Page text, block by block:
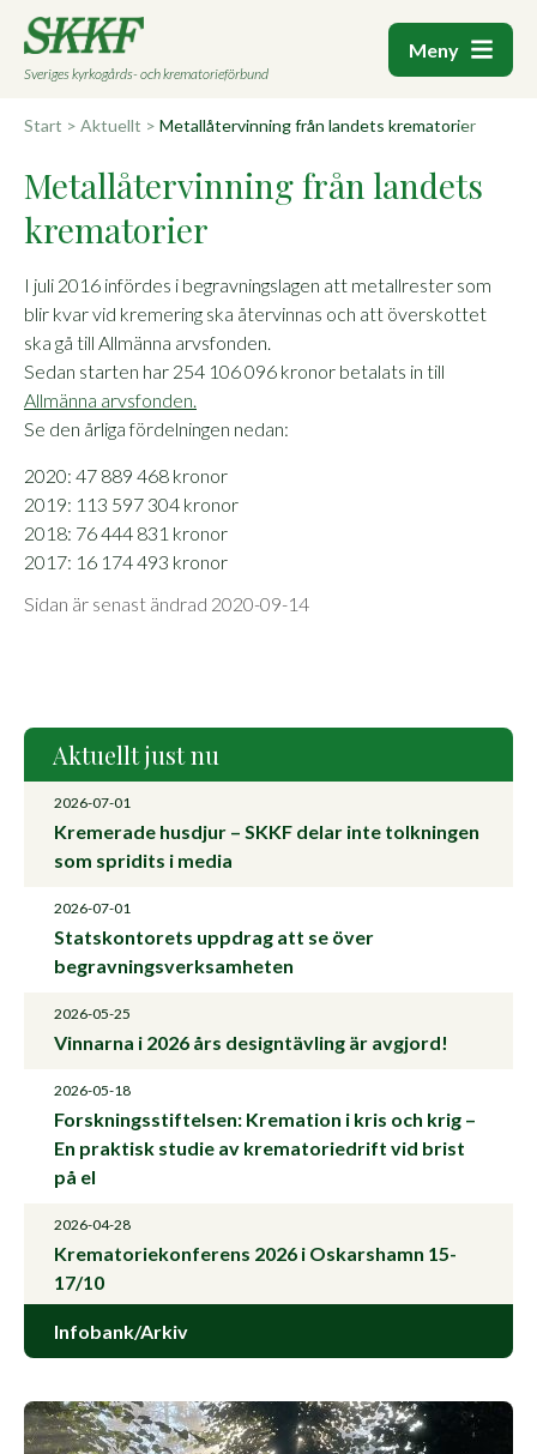
Sveriges kyrkogårds- och krematorieförbund
Meny
Start > Aktuellt > Metallåtervinning från landets krematorier
Metallåtervinning från landets
krematorier
I juli 2016 infördes i begravningslagen att metallrester som
blir kvar vid kremering ska återvinnas och att överskottet
ska gå till Allmänna arvsfonden.
Sedan starten har 254 106 096 kronor betalats in till
Allmänna arvsfonden.
Se den årliga fördelningen nedan:
2020: 47 889 468 kronor
2019: 113 597 304 kronor
2018: 76 444 831 kronor
2017: 16 174 493 kronor
Sidan är senast ändrad 2020-09-14
Aktuellt just nu
2026-07-01
Kremerade husdjur – SKKF delar inte tolkningen
som spridits i media
2026-07-01
Statskontorets uppdrag att se över
begravningsverksamheten
2026-05-25
Vinnarna i 2026 års designtävling är avgjord!
2026-05-18
Forskningsstiftelsen: Kremation i kris och krig –
En praktisk studie av krematoriedrift vid brist
på el
2026-04-28
Krematoriekonferens 2026 i Oskarshamn 15-
17/10
Infobank/Arkiv